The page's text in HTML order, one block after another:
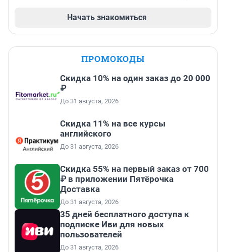
Начать знакомиться
ПРОМОКОДЫ
Скидка 10% на один заказ до 20 000
₽
До 31 августа, 2026
Скидка 11% на все курсы
английского
До 31 августа, 2026
Скидка 55% на первый заказ от 700
₽ в приложении Пятёрочка
Доставка
До 31 августа, 2026
35 дней бесплатного доступа к
подписке Иви для новых
пользователей
До 31 августа, 2026